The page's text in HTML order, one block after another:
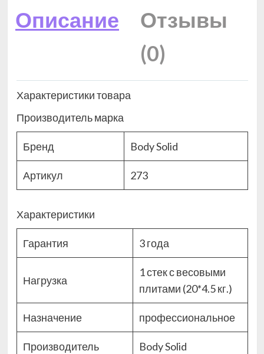
Описание
Отзывы
(0)
Характеристики товара
Производитель марка
Бренд Body Solid
Артикул 273
Характеристики
Гарантия 3 года
Нагрузка
1 стек с весовыми
плитами (20*4.5 кг.)
Назначение профессиональное
Производитель Body Solid